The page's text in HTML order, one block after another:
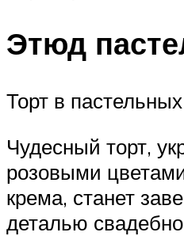
Этюд
Торт в
Чудесный торт,
розовыми
крема, станет
деталью